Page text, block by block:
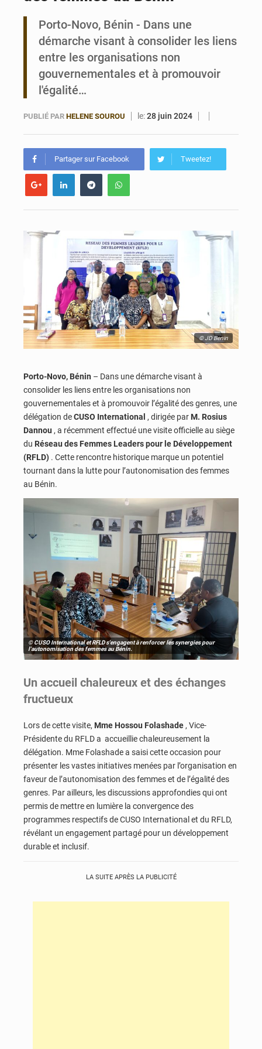
Porto-Novo, Bénin - Dans une
démarche visant à consolider les liens
entre les organisations non
gouvernementales et à promouvoir
l'égalité…
PUBLIÉ PAR HELENE SOUROU le:28 juin 2024
Partager sur Facebook Tweetez!
© JD Benin
Porto-Novo, Bénin – Dans une démarche visant à
consolider les liens entre les organisations non
gouvernementales et à promouvoir l’égalité des genres, une
délégation deCUSO International , dirigée par M. Rosius
Dannou , a récemment effectué une visite officielle au siège
du Réseau des Femmes Leaders pour le Développement
(RFLD) . Cette rencontre historique marque un potentiel
tournant dans la lutte pour l’autonomisation des femmes
au Bénin.
© CUSO International et RFLD s'engagent à renforcer les synergies pour
l'autonomisation des femmes au Bénin.
Un accueil chaleureux et des échanges
fructueux
Lors de cette visite, Mme Hossou Folashade , Vice-
Présidente du RFLD a accueillie chaleureusement la
délégation. Mme Folashade a saisi cette occasion pour
présenter les vastes initiatives menées par l’organisation en
faveur de l’autonomisation des femmes et de l’égalité des
genres. Par ailleurs, les discussions approfondies qui ont
permis de mettre en lumière la convergence des
programmes respectifs de CUSO International et du RFLD,
révélant un engagement partagé pour un développement
durable et inclusif.
LA SUITE APRÈS LA PUBLICITÉ